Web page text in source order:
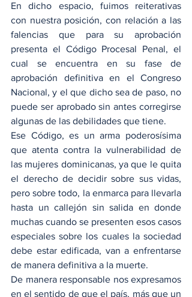
En dicho espacio, fuimos reiterativas
con nuestra posición, con relación a las
falencias que para su aprobación
presenta el Código Procesal Penal, el
cual se encuentra en su fase de
aprobación definitiva en el Congreso
Nacional, y el que dicho sea de paso, no
puede ser aprobado sin antes corregirse
algunas de las debilidades que tiene.
Ese Código, es un arma poderosísima
que atenta contra la vulnerabilidad de
las mujeres dominicanas, ya que le quita
el derecho de decidir sobre sus vidas,
pero sobre todo, la enmarca para llevarla
hasta un callejón sin salida en donde
muchas cuando se presenten esos casos
especiales sobre los cuales la sociedad
debe estar edificada, van a enfrentarse
de manera definitiva a la muerte.
De manera responsable nos expresamos
en el sentido de que el país, más que un